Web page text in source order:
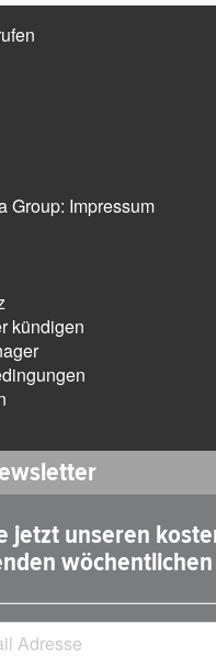
Group: Impressum
kündigen
jetzt unseren